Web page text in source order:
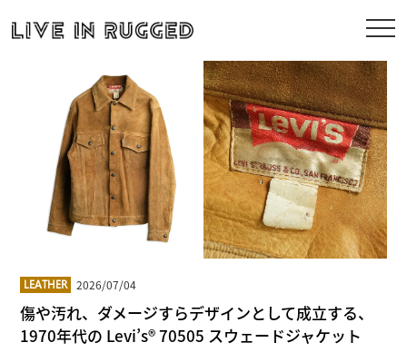
LEATHER 2026/07/04
傷や汚れ、ダメージすらデザインとして成立する、
1970年代の Levi’s® 70505 スウェードジャケット